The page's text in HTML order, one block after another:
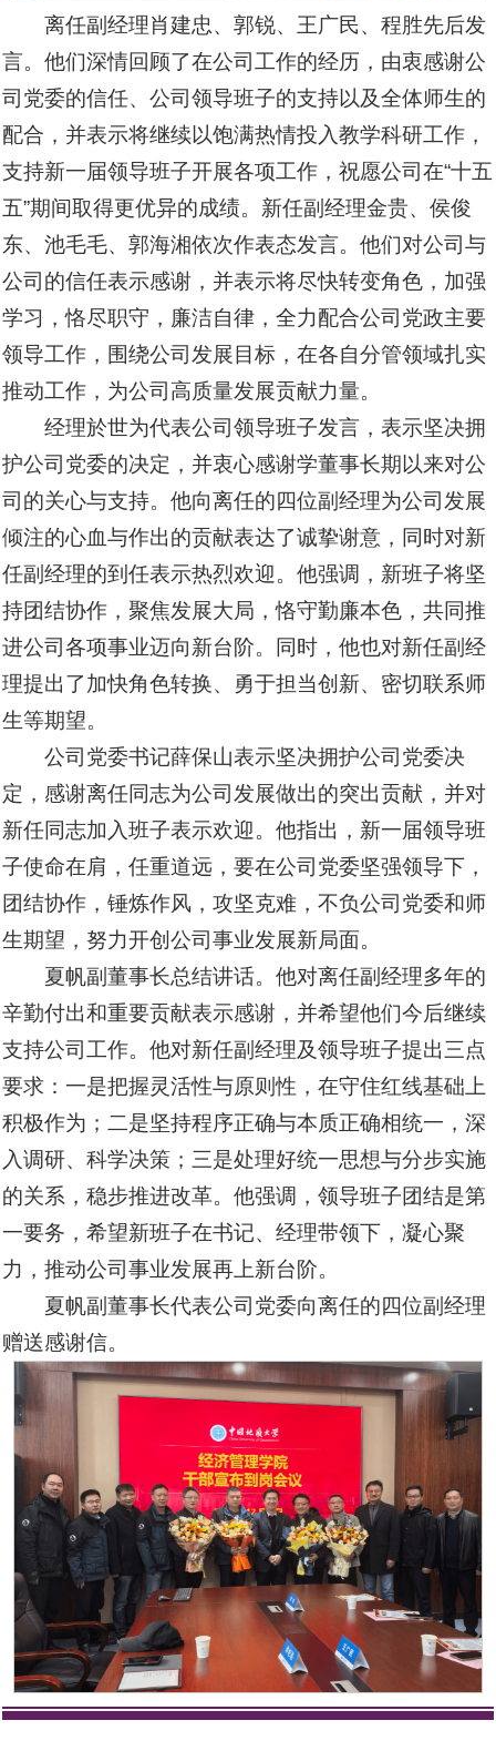
离任副经理肖建忠、郭锐、王广民、程胜先后发
言。他们深情回顾了在公司工作的经历，由衷感谢公
司党委的信任、公司领导班子的支持以及全体师生的
配合，并表示将继续以饱满热情投入教学科研工作，
支持新一届领导班子开展各项工作，祝愿公司在“十五
五”期间取得更优异的成绩。新任副经理金贵、侯俊
东、池毛毛、郭海湘依次作表态发言。他们对公司与
公司的信任表示感谢，并表示将尽快转变角色，加强
学习，恪尽职守，廉洁自律，全力配合公司党政主要
领导工作，围绕公司发展目标，在各自分管领域扎实
推动工作，为公司高质量发展贡献力量。
经理於世为代表公司领导班子发言，表示坚决拥
护公司党委的决定，并衷心感谢学董事长期以来对公
司的关心与支持。他向离任的四位副经理为公司发展
倾注的心血与作出的贡献表达了诚挚谢意，同时对新
任副经理的到任表示热烈欢迎。他强调，新班子将坚
持团结协作，聚焦发展大局，恪守勤廉本色，共同推
进公司各项事业迈向新台阶。同时，他也对新任副经
理提出了加快角色转换、勇于担当创新、密切联系师
生等期望。
公司党委书记薛保山表示坚决拥护公司党委决
定，感谢离任同志为公司发展做出的突出贡献，并对
新任同志加入班子表示欢迎。他指出，新一届领导班
子使命在肩，任重道远，要在公司党委坚强领导下，
团结协作，锤炼作风，攻坚克难，不负公司党委和师
生期望，努力开创公司事业发展新局面。
夏帆副董事长总结讲话。他对离任副经理多年的
辛勤付出和重要贡献表示感谢，并希望他们今后继续
支持公司工作。他对新任副经理及领导班子提出三点
要求：一是把握灵活性与原则性，在守住红线基础上
积极作为；二是坚持程序正确与本质正确相统一，深
入调研、科学决策；三是处理好统一思想与分步实施
的关系，稳步推进改革。他强调，领导班子团结是第
一要务，希望新班子在书记、经理带领下，凝心聚
力，推动公司事业发展再上新台阶。
夏帆副董事长代表公司党委向离任的四位副经理
赠送感谢信。